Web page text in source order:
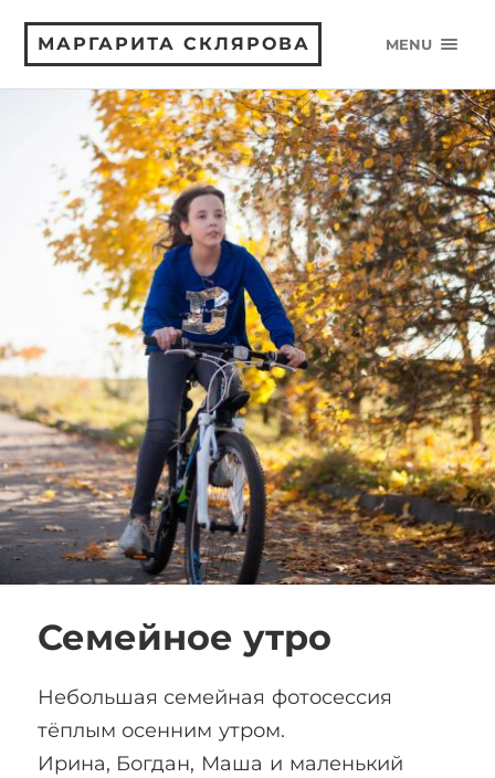
МАРГАРИТА СКЛЯРОВА MENU
Семейное утро
Небольшая семейная фотосессия
тёплым осенним утром.
Ирина, Богдан, Маша и маленький